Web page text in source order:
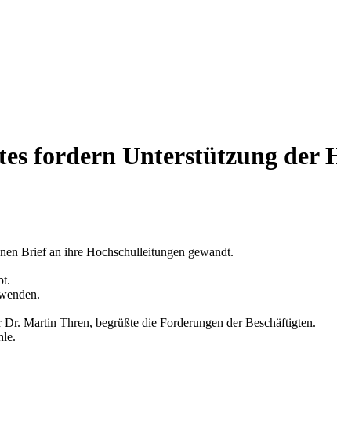
fordern Unterstützung der
Brief an ihre Hochschulleitungen gewandt.
Martin Thren, begrüßte die Forderungen der Beschäftigten.